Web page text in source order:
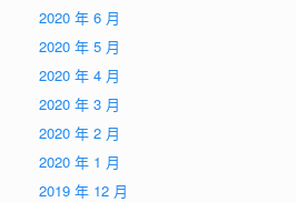
2020 年 6 月
2020 年 5 月
2020 年 4 月
2020 年 3 月
2020 年 2 月
2020 年 1 月
2019 年 12 月